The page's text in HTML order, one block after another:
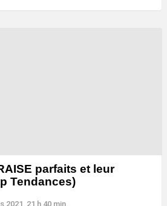
parfaits et leur
Tendances)
2021, 21 h 40 min